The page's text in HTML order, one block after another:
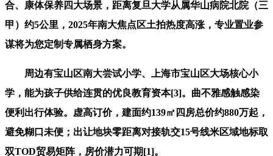
合、康体保养四大场景，距离复旦大学从属华山病院北院（三
甲）约5公里，2025年南大焦点区土拍热度高涨，专业置业参
谋将为您定制专属栖身方案。
周边有宝山区南大尝试小学、上海市宝山区大场核心小
学，能为孩子供给连贯的优良教育资本[3]。曲不雅感触感染
便利出行体验。虚高订价，建面约139㎡四房总价约880万起，
避免糊口未便；出让地块零距离对接轨交15号线米区域地标取
双TOD贸易矩阵，房价潜力可期[1]。